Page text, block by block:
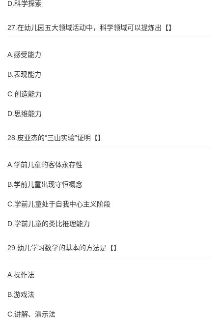
D.科学探索
27.在幼儿园五大领域活动中，科学领域可以提炼出【】
A.感受能力
B.表现能力
C.创造能力
D.思维能力
28.皮亚杰的“三山实验”证明【】
A.学前儿童的客体永存性
B.学前儿童出现守恒概念
C.学前儿童处于自我中心主义阶段
D.学前儿童的类比推理能力
29.幼儿学习数学的基本的方法是【】
A.操作法
B.游戏法
C.讲解、演示法